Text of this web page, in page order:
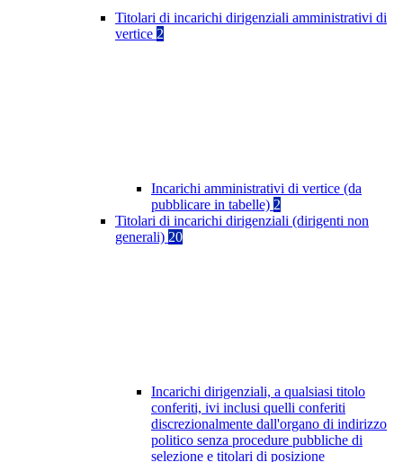
Titolari di incarichi dirigenziali amministrativi di
vertice 2
Incarichi amministrativi di vertice (da
pubblicare in tabelle) 2
Titolari di incarichi dirigenziali (dirigenti non
generali) 20
Incarichi dirigenziali, a qualsiasi titolo
conferiti, ivi inclusi quelli conferiti
discrezionalmente dall'organo di indirizzo
politico senza procedure pubbliche di
selezione e titolari di posizione